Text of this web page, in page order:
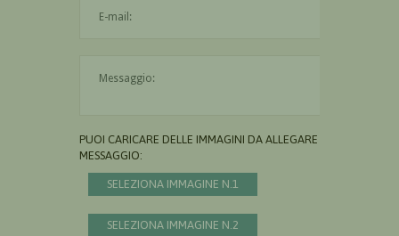
PUOI CARICARE DELLE IMMAGINI DA ALLEGARE AL
MESSAGGIO:
SELEZIONA IMMAGINE N.1
SELEZIONA IMMAGINE N.2